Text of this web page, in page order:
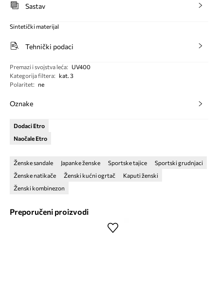
Sastav
Sintetički materijal
Tehnički podaci
Premazi i svojstva leća:
UV400
Kategorija filtera:
kat. 3
Polaritet: ne
Oznake
Dodaci Etro
Naočale Etro
Ženske sandale Japanke ženske Sportske tajice
Sportski grudnjaci
Ženske natikače
Ženski kućni ogrtač
Kaputi ženski
Ženski kombinezon
Preporučeni proizvodi